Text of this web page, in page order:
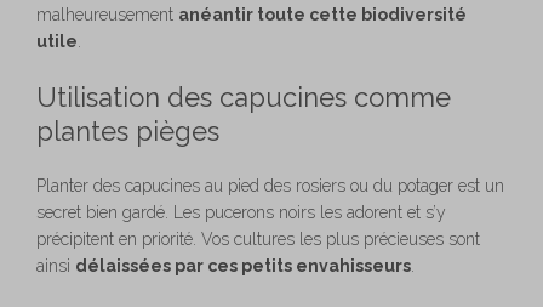
malheureusement anéantir toute cette biodiversité
utile.
Utilisation des capucines comme
plantes pièges
Planter des capucines au pied des rosiers ou du potager est un
secret bien gardé. Les pucerons noirs les adorent et s’y
précipitent en priorité. Vos cultures les plus précieuses sont
ainsi délaissées par ces petits envahisseurs.